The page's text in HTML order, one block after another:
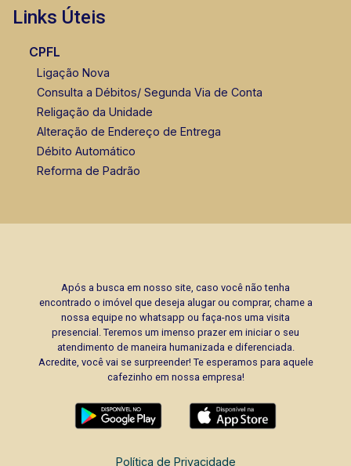
Links Úteis
CPFL
Ligação Nova
Consulta a Débitos/ Segunda Via de Conta
Religação da Unidade
Alteração de Endereço de Entrega
Débito Automático
Reforma de Padrão
Após a busca em nosso site, caso você não tenha
encontrado o imóvel que deseja alugar ou comprar, chame a
nossa equipe no whatsapp ou faça-nos uma visita
presencial. Teremos um imenso prazer em iniciar o seu
atendimento de maneira humanizada e diferenciada.
Acredite, você vai se surpreender! Te esperamos para aquele
cafezinho em nossa empresa!
Política de Privacidade